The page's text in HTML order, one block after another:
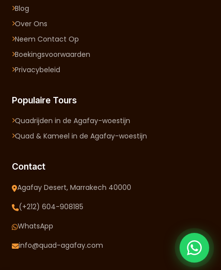
Blog
Over Ons
Neem Contact Op
Boekingsvoorwaarden
Privacybeleid
Populaire Tours
Quadrijden in de Agafay-woestijn
Quad & Kameel in de Agafay-woestijn
Contact
Agafay Desert, Marrakech 40000
(+212) 604-908185
WhatsApp
info@quad-agafay.com